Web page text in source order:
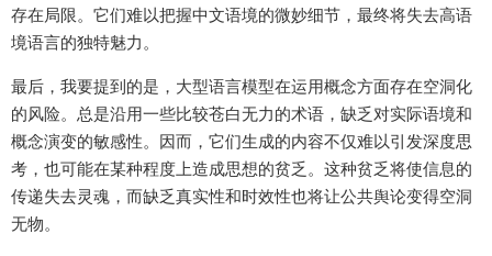
存在局限。它们难以把握中文语境的微妙细节，最终将失去高语
境语言的独特魅力。
最后，我要提到的是，大型语言模型在运用概念方面存在空洞化
的风险。总是沿用一些比较苍白无力的术语，缺乏对实际语境和
概念演变的敏感性。因而，它们生成的内容不仅难以引发深度思
考，也可能在某种程度上造成思想的贫乏。这种贫乏将使信息的
传递失去灵魂，而缺乏真实性和时效性也将让公共舆论变得空洞
无物。